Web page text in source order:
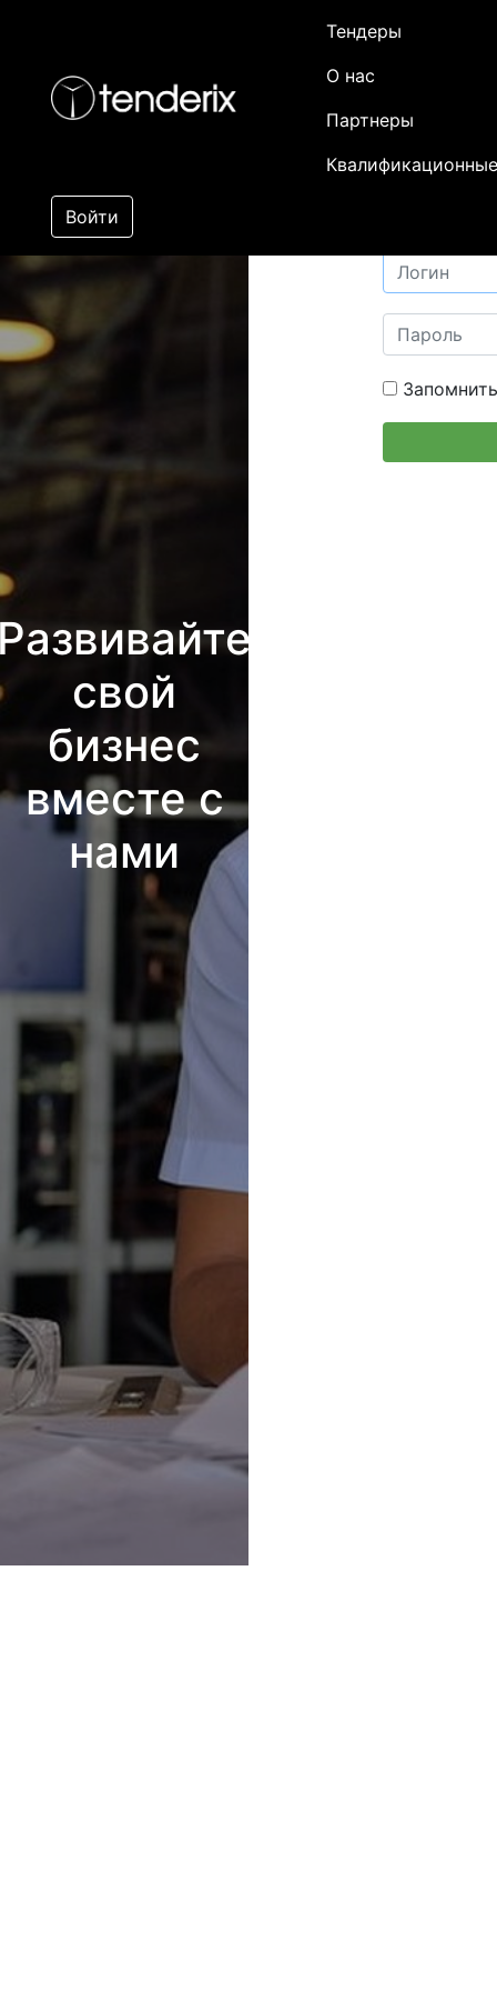
Тендеры
О нас
Партнеры
Войти
свой
бизнес
вместе с
нами